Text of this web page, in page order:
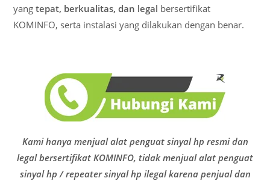
yangtepat, berkualitas, dan legal bersertifikat
KOMINFO, serta instalasi yang dilakukan dengan benar.
Kami hanya menjual alat penguat sinyal hp resmi dan
legal bersertifikat KOMINFO, tidak menjual alat penguat
sinyal hp / repeater sinyal hp ilegal karena penjual dan